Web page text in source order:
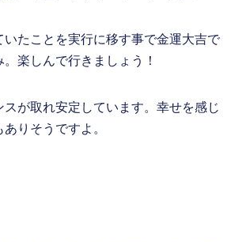
いたことを実行に移す事で金運大吉で
楽しんで行きましょう！
が取れ安定しています。幸せを感じ
りそうですよ。